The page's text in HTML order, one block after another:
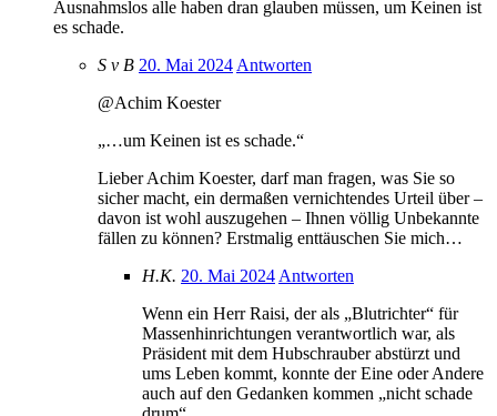
Ausnahmslos alle haben dran glauben müssen, um Keinen ist
es schade.
S v B 20. Mai 2024 Antworten
@Achim Koester
„…um Keinen ist es schade.“
Lieber Achim Koester, darf man fragen, was Sie so
sicher macht, ein dermaßen vernichtendes Urteil über –
davon ist wohl auszugehen – Ihnen völlig Unbekannte
fällen zu können? Erstmalig enttäuschen Sie mich…
H.K. 20. Mai 2024 Antworten
Wenn ein Herr Raisi, der als „Blutrichter“ für
Massenhinrichtungen verantwortlich war, als
Präsident mit dem Hubschrauber abstürzt und
ums Leben kommt, konnte der Eine oder Andere
auch auf den Gedanken kommen „nicht schade